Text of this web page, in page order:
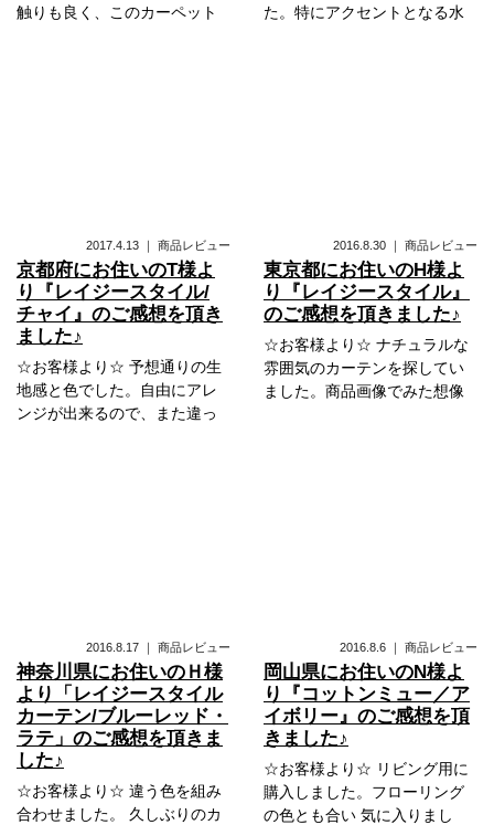
触りも良く、このカーペット
た。特にアクセントとなる水
2017.4.13 ｜ 商品レビュー
京都府にお住いのT様よ
り『レイジースタイル/
チャイ』のご感想を頂き
ました♪
☆お客様より☆ 予想通りの生
地感と色でした。自由にアレ
ンジが出来るので、また違っ
2016.8.30 ｜ 商品レビュー
東京都にお住いのH様よ
り『レイジースタイル』
のご感想を頂きました♪
☆お客様より☆ ナチュラルな
雰囲気のカーテンを探してい
ました。商品画像でみた想像
2016.8.17 ｜ 商品レビュー
神奈川県にお住いのＨ様
より「レイジースタイル
カーテン/ブルーレッド・
ラテ」のご感想を頂きま
した♪
☆お客様より☆ 違う色を組み
合わせました。 久しぶりのカ
2016.8.6 ｜ 商品レビュー
岡山県にお住いのN様よ
り『コットンミュー／ア
イボリー』のご感想を頂
きました♪
☆お客様より☆ リビング用に
購入しました。フローリング
の色とも合い 気に入りまし